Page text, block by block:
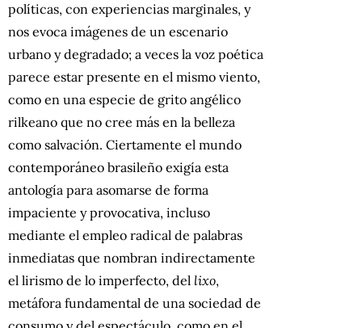
políticas, con experiencias marginales, y
nos evoca imágenes de un escenario
urbano y degradado; a veces la voz poética
parece estar presente en el mismo viento,
como en una especie de grito angélico
rilkeano que no cree más en la belleza
como salvación. Ciertamente el mundo
contemporáneo brasileño exigía esta
antología para asomarse de forma
impaciente y provocativa, incluso
mediante el empleo radical de palabras
inmediatas que nombran indirectamente
el lirismo de lo imperfecto, del lixo,
metáfora fundamental de una sociedad de